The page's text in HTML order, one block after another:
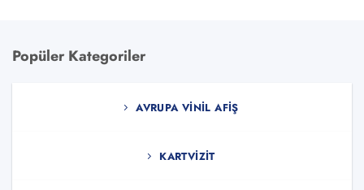
var.
Popüler Kategoriler
AVRUPA VINIL AFIŞ
KARTVIZIT